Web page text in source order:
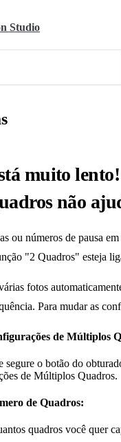
Studio
muito
não
ou números de pausa
"2 Quadros" esteja
fotos
Para mudar as
de Múltiplos
segure o botão do
de Múltiplos Quadros.
de Quadros:
quadros você quer